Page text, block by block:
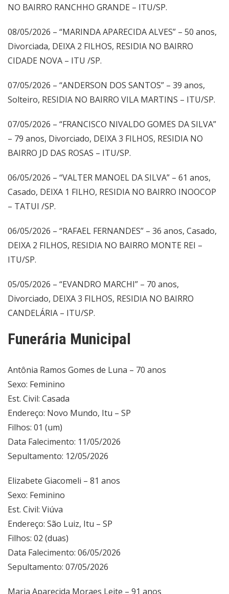
NO BAIRRO RANCHHO GRANDE – ITU/SP.
08/05/2026 – “MARINDA APARECIDA ALVES” – 50 anos,
Divorciada, DEIXA 2 FILHOS, RESIDIA NO BAIRRO
CIDADE NOVA – ITU /SP.
07/05/2026 – “ANDERSON DOS SANTOS” – 39 anos,
Solteiro, RESIDIA NO BAIRRO VILA MARTINS – ITU/SP.
07/05/2026 – “FRANCISCO NIVALDO GOMES DA SILVA”
– 79 anos, Divorciado, DEIXA 3 FILHOS, RESIDIA NO
BAIRRO JD DAS ROSAS – ITU/SP.
06/05/2026 – “VALTER MANOEL DA SILVA” – 61 anos,
Casado, DEIXA 1 FILHO, RESIDIA NO BAIRRO INOOCOP
– TATUI /SP.
06/05/2026 – “RAFAEL FERNANDES” – 36 anos, Casado,
DEIXA 2 FILHOS, RESIDIA NO BAIRRO MONTE REI –
ITU/SP.
05/05/2026 – “EVANDRO MARCHI” – 70 anos,
Divorciado, DEIXA 3 FILHOS, RESIDIA NO BAIRRO
CANDELÁRIA – ITU/SP.
Funerária Municipal
Antônia Ramos Gomes de Luna – 70 anos
Sexo: Feminino
Est. Civil: Casada
Endereço: Novo Mundo, Itu – SP
Filhos: 01 (um)
Data Falecimento: 11/05/2026
Sepultamento: 12/05/2026
Elizabete Giacomeli – 81 anos
Sexo: Feminino
Est. Civil: Viúva
Endereço: São Luiz, Itu – SP
Filhos: 02 (duas)
Data Falecimento: 06/05/2026
Sepultamento: 07/05/2026
Maria Aparecida Moraes Leite – 91 anos